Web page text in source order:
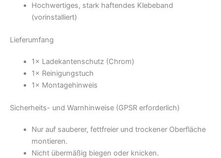
Hochwertiges, stark haftendes Klebeband
(vorinstalliert)
Lieferumfang
1× Ladekantenschutz (Chrom)
1× Reinigungstuch
1× Montagehinweis
Sicherheits- und Warnhinweise (GPSR erforderlich)
Nur auf sauberer, fettfreier und trockener Oberfläche
montieren.
Nicht übermäßig biegen oder knicken.